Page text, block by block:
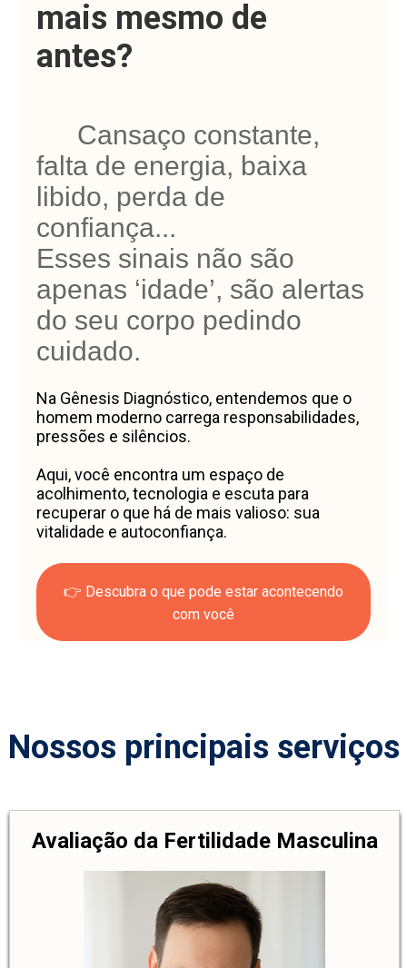
Exames
mais mesmo de
antes?
♂️ Cansaço constante,
falta de energia, baixa
libido, perda de
confiança...
Esses sinais não são
apenas ‘idade’, são alertas
do seu corpo pedindo
cuidado.
Na Gênesis Diagnóstico, entendemos que o
homem moderno carrega responsabilidades,
pressões e silêncios.
Aqui, você encontra um espaço de
acolhimento, tecnologia e escuta para
recuperar o que há de mais valioso: sua
vitalidade e autoconfiança.
👉 Descubra o que pode estar acontecendo
com você
Nossos principais serviços
Avaliação da Fertilidade Masculina